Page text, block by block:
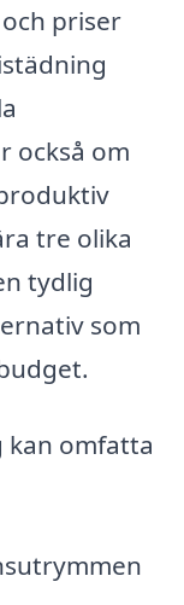
priser
också om
tre olika
tydlig
som
kan omfatta